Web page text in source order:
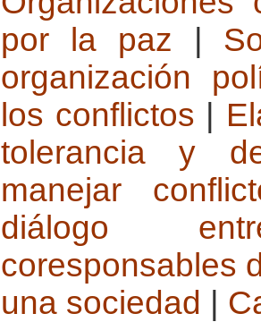
por la paz
organización
los conflictos
tolerancia y
manejar
diálogo
coresponsables
una sociedad